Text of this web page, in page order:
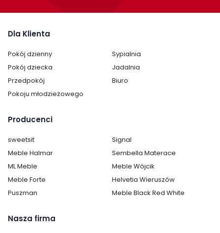
Dla Klienta
Pokój dzienny
Sypialnia
Pokój dziecka
Jadalnia
Przedpokój
Biuro
Pokoju młodzieżowego
Producenci
sweetsit
Signal
Meble Halmar
Sembella Materace
ML Meble
Meble Wójcik
Meble Forte
Helvetia Wieruszów
Puszman
Meble Black Red White
Nasza firma